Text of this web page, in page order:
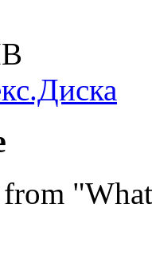
from